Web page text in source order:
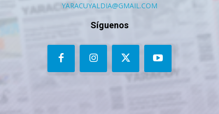
YARACUYALDIA@GMAIL.COM
Síguenos